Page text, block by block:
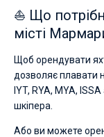
⛵ Що
місті
Щоб орендувати
дозволяє плавати
IYT, RYA, MYA,
шкіпера.
Або ви можете